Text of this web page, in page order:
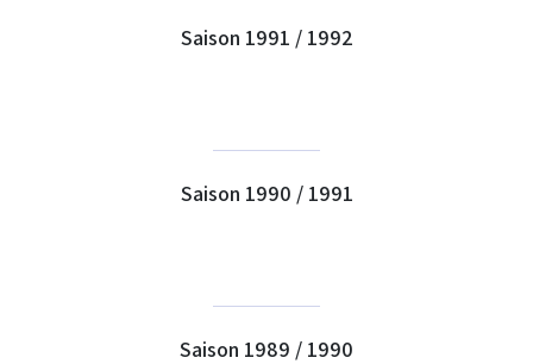
Saison 1991 / 1992
Saison 1990 / 1991
Saison 1989 / 1990